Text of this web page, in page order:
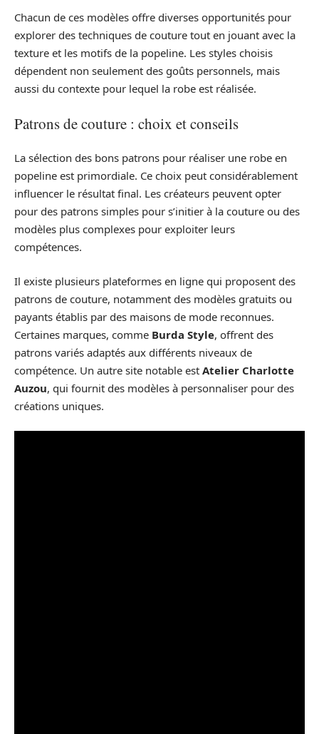
Chacun de ces modèles offre diverses opportunités pour
explorer des techniques de couture tout en jouant avec la
texture et les motifs de la popeline. Les styles choisis
dépendent non seulement des goûts personnels, mais
aussi du contexte pour lequel la robe est réalisée.
Patrons de couture : choix et conseils
La sélection des bons patrons pour réaliser une robe en
popeline est primordiale. Ce choix peut considérablement
influencer le résultat final. Les créateurs peuvent opter
pour des patrons simples pour s’initier à la couture ou des
modèles plus complexes pour exploiter leurs
compétences.
Il existe plusieurs plateformes en ligne qui proposent des
patrons de couture, notamment des modèles gratuits ou
payants établis par des maisons de mode reconnues.
Certaines marques, comme Burda Style, offrent des
patrons variés adaptés aux différents niveaux de
compétence. Un autre site notable est Atelier Charlotte
Auzou, qui fournit des modèles à personnaliser pour des
créations uniques.